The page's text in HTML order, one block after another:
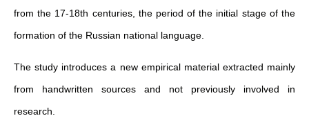
from the 17-18th centuries, the period of the initial stage of the
formation of the Russian national language.
The study introduces a new empirical material extracted mainly
from handwritten sources and not previously involved in
research.